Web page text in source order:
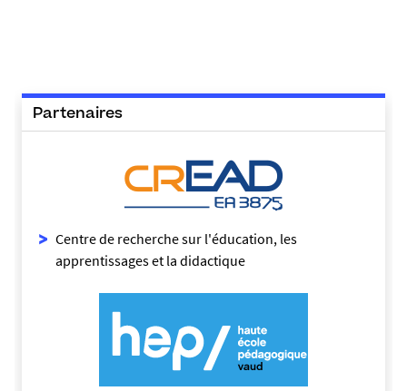
Partenaires
Centre de recherche sur l'éducation, les
apprentissages et la didactique